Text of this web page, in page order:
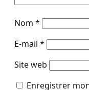
Nom *
E-mail *
Site web
Enregistrer